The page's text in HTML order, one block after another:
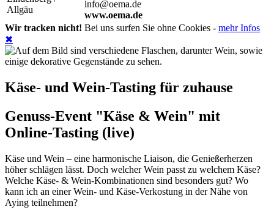
Allgäu
info@oema.de
www.oema.de
Wir tracken nicht! Bei uns surfen Sie ohne Cookies - mehr Infos
✖
Käse- und Wein-Tasting für zuhause
Genuss-Event "Käse & Wein" mit
Online-Tasting (live)
Käse und Wein – eine harmonische Liaison, die Genießerherzen
höher schlägen lässt. Doch welcher Wein passt zu welchem Käse?
Welche Käse- & Wein-Kombinationen sind besonders gut? Wo
kann ich an einer Wein- und Käse-Verkostung in der Nähe von
Aying teilnehmen?